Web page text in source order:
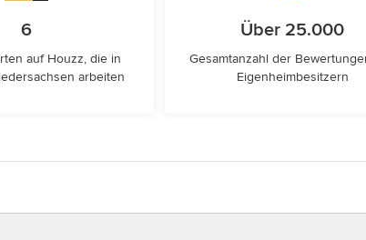
6
auf Houzz, die in
arbeiten
Über 25.000
Gesamtanzahl der
Eigenheimbesitzern